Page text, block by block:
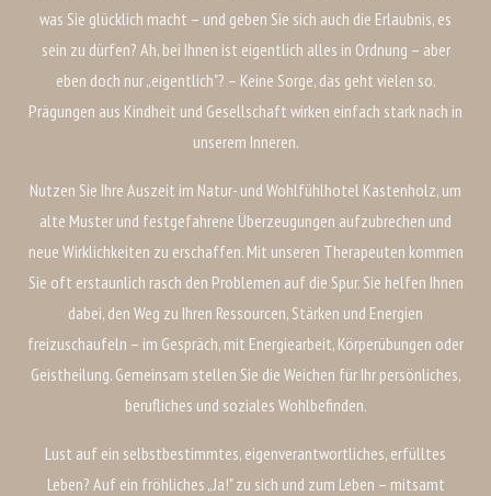
was Sie glücklich macht – und geben Sie sich auch die Erlaubnis, es
sein zu dürfen? Ah, bei Ihnen ist eigentlich alles in Ordnung – aber
eben doch nur „eigentlich"? – Keine Sorge, das geht vielen so.
Prägungen aus Kindheit und Gesellschaft wirken einfach stark nach in
unserem Inneren.
Nutzen Sie Ihre Auszeit im Natur- und Wohlfühlhotel Kastenholz, um
alte Muster und festgefahrene Überzeugungen aufzubrechen und
neue Wirklichkeiten zu erschaffen. Mit unseren Therapeuten kommen
Sie oft erstaunlich rasch den Problemen auf die Spur. Sie helfen Ihnen
dabei, den Weg zu Ihren Ressourcen, Stärken und Energien
freizuschaufeln – im Gespräch, mit Energiearbeit, Körperübungen oder
Geistheilung. Gemeinsam stellen Sie die Weichen für Ihr persönliches,
berufliches und soziales Wohlbefinden.
Lust auf ein selbstbestimmtes, eigenverantwortliches, erfülltes
Leben? Auf ein fröhliches „Ja!" zu sich und zum Leben – mitsamt